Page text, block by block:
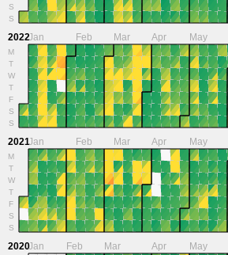
S
S
2022
M
T
W
T
F
S
S
Jan Feb Mar Apr May
2021
M
T
W
T
F
S
S
Jan Feb Mar Apr May
2020Jan Feb Mar Apr May